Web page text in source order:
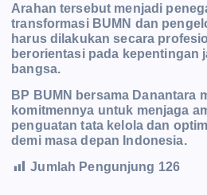
Arahan tersebut menjadi
transformasi BUMN dan
harus dilakukan secara
berorientasi pada kepentingan
bangsa.
BP BUMN bersama Danantara
komitmennya untuk menjaga
penguatan tata kelola dan
demi masa depan Indonesia.
Jumlah Pengunjung 126